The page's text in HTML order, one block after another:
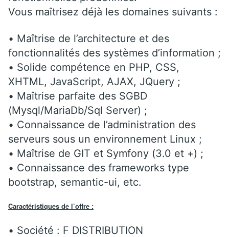
Vous maîtrisez déjà les domaines suivants :
• Maîtrise de l’architecture et des
fonctionnalités des systèmes d’information ;
• Solide compétence en PHP, CSS,
XHTML, JavaScript, AJAX, JQuery ;
• Maîtrise parfaite des SGBD
(Mysql/MariaDb/Sql Server) ;
• Connaissance de l’administration des
serveurs sous un environnement Linux ;
• Maîtrise de GIT et Symfony (3.0 et +) ;
• Connaissance des frameworks type
bootstrap, semantic-ui, etc.
Caractéristiques de l’offre :
• Société : F DISTRIBUTION